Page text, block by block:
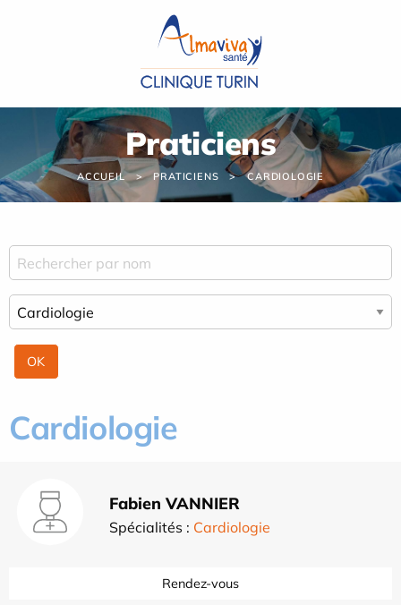
Praticiens
ACCUEIL PRATICIENS CARDIOLOGIE
Cardiologie
Fabien VANNIER
Spécialités : Cardiologie
Rendez-vous
Panneau de gestion des cookies